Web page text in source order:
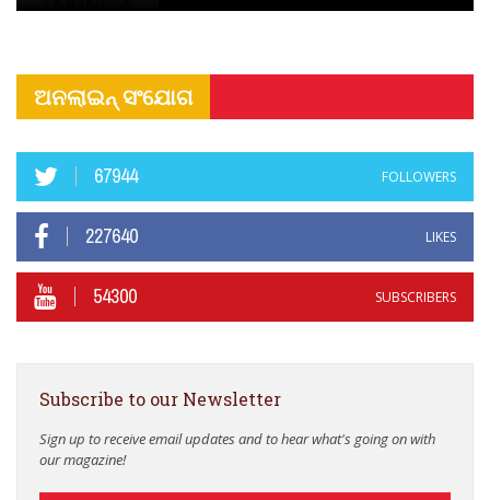
ଅନଲାଇନ୍ ସଂଯୋଗ
67944 FOLLOWERS
227640 LIKES
54300 SUBSCRIBERS
Subscribe to our Newsletter
Sign up to receive email updates and to hear what's going on with
our magazine!